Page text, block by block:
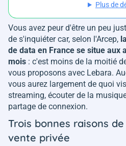
Plus de
Vous avez peur d'être un peu
de s'inquiéter car, selon l'Arcep,
de data en France se situe aux
mois : c'est moins de la moitié
vous proposons avec Lebara.
vous aurez largement de quoi
streaming, écouter de la
partage de connexion.
Trois bonnes raisons
vente privée